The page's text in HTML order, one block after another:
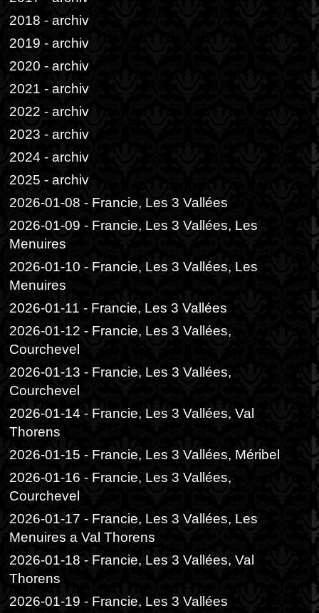
2018 - archiv
2019 - archiv
2020 - archiv
2021 - archiv
2022 - archiv
2023 - archiv
2024 - archiv
2025 - archiv
2026-01-08 - Francie, Les 3 Vallées
2026-01-09 - Francie, Les 3 Vallées, Les
Menuires
2026-01-10 - Francie, Les 3 Vallées, Les
Menuires
2026-01-11 - Francie, Les 3 Vallées
2026-01-12 - Francie, Les 3 Vallées,
Courchevel
2026-01-13 - Francie, Les 3 Vallées,
Courchevel
2026-01-14 - Francie, Les 3 Vallées, Val
Thorens
2026-01-15 - Francie, Les 3 Vallées, Méribel
2026-01-16 - Francie, Les 3 Vallées,
Courchevel
2026-01-17 - Francie, Les 3 Vallées, Les
Menuires a Val Thorens
2026-01-18 - Francie, Les 3 Vallées, Val
Thorens
2026-01-19 - Francie, Les 3 Vallées